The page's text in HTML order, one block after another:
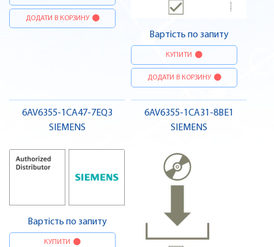
ДОДАТИ В КОРЗИНУ
Вартість по запиту
КУПИТИ
ДОДАТИ В КОРЗИНУ
6AV6355-1CA47-7EQ3
SIEMENS
Вартість по запиту
КУПИТИ
6AV6355-1CA31-8BE1
SIEMENS